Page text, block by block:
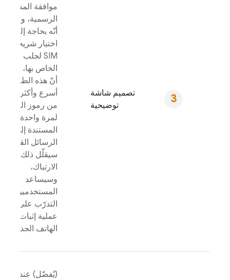
تصميم شاشة
توضيحية
موافقة
الرسمية، وضِّح له
أنّه بحاجة إلى
اختيار شريحة
SIM لجلب الرقم
الخاص بها، وكيف
أنّ هذه الطريقة
أسرع وأكثر أمانًا
من رموز المرور
لمرة واحدة
المستندة إلى
الرسائل القصيرة.
سيقلّل ذلك من
الارتباك،
وسيساعد
المستخدمين على
التدرّب على الـ
عملية إثبات رقم
الهاتف الجديدة.
(يُفضّل) عند